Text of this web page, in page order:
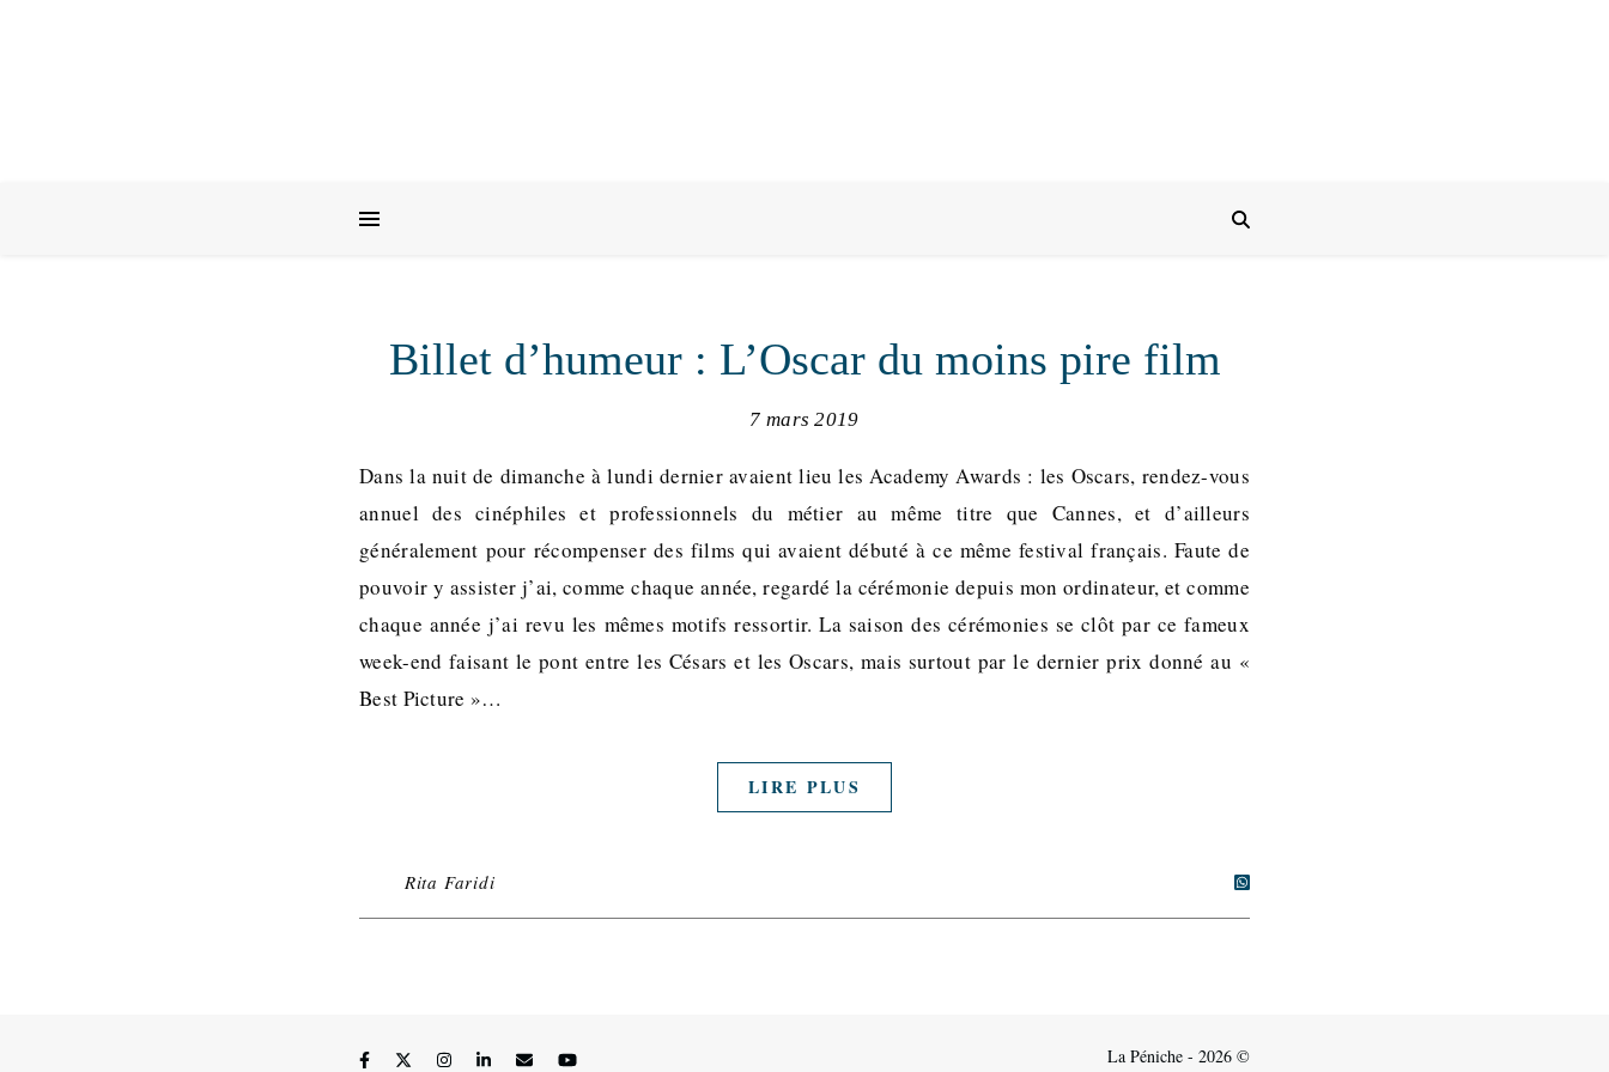
Billet d’humeur : L’Oscar du moins pire film
7 mars 2019
Dans la nuit de dimanche à lundi dernier avaient lieu les Academy Awards : les Oscars, rendez-vous
annuel des cinéphiles et professionnels du métier au même titre que Cannes, et d’ailleurs
généralement pour récompenser des films qui avaient débuté à ce même festival français. Faute de
pouvoir y assister j’ai, comme chaque année, regardé la cérémonie depuis mon ordinateur, et comme
chaque année j’ai revu les mêmes motifs ressortir. La saison des cérémonies se clôt par ce fameux
week-end faisant le pont entre les Césars et les Oscars, mais surtout par le dernier prix donné au «
Best Picture »…
LIRE PLUS
Rita Faridi
La Péniche - 2026 ©